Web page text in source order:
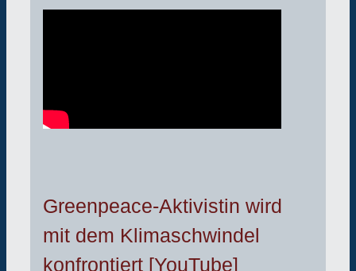
Greenpeace-Aktivistin wird
mit dem Klimaschwindel
konfrontiert [YouTube]